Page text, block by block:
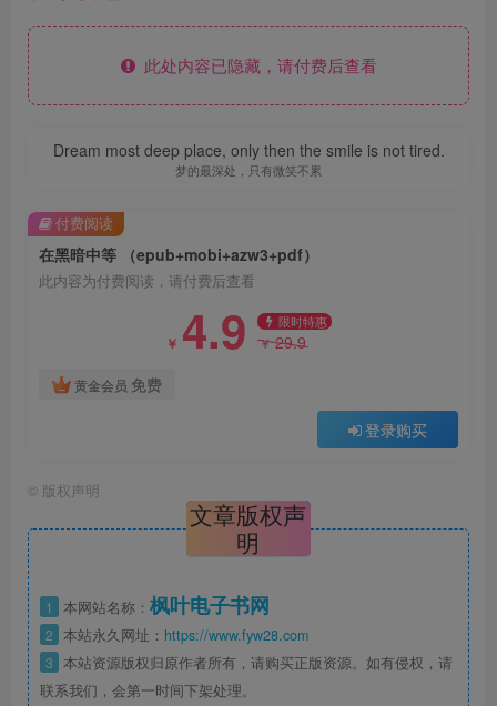
此处内容已隐藏，请付费后查看
Dream most deep place, only then the smile is not tired.
梦的最深处，只有微笑不累
在黑暗中等 （epub+mobi+azw3+pdf）
此内容为付费阅读，请付费后查看
￥ 4.9 限时特惠
￥29.9
黄金会员 免费
登录购买
付费阅读
© 版权声明
文章版权声
明
1 本网站名称： 枫叶电子书网
2 本站永久网址： https://www.fyw28.com
3 本站资源版权归原作者所有，请购买正版资源。如有侵权，请
联系我们，会第一时间下架处理。